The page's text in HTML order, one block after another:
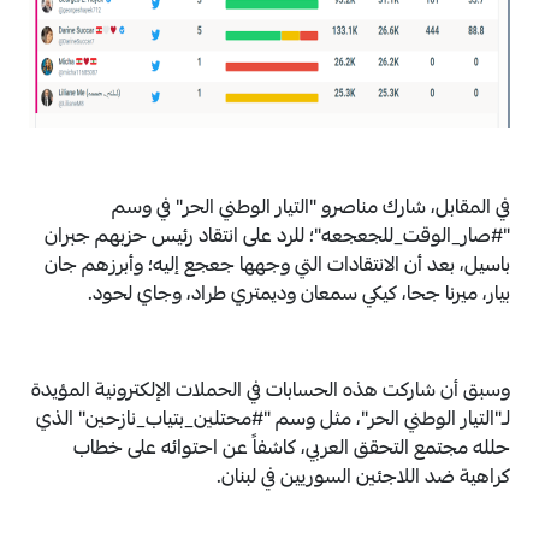
في المقابل، شارك مناصرو "التيار الوطني الحر" في وسم
"#صار_الوقت_للجعجعه"؛ للرد على انتقاد رئيس حزبهم جبران
باسيل، بعد أن الانتقادات التي وجهها جعجع إليه؛ وأبرزهم جان
بيار، ميرنا جحا، كيكي سمعان وديمتري طراد، وجاي لحود.
وسبق أن شاركت هذه الحسابات في الحملات الإلكترونية المؤيدة
لـ"التيار الوطني الحر"، مثل وسم "#محتلين_بتياب_نازحين" الذي
حلله مجتمع التحقق العربي، كاشفاً عن احتوائه على خطاب
كراهية ضد اللاجئين السوريين في لبنان.